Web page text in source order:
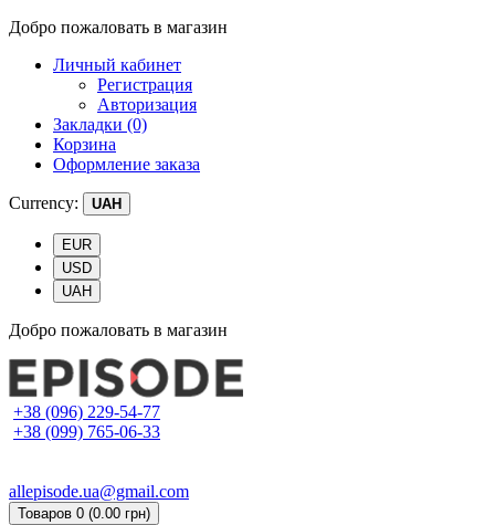
Добро пожаловать в магазин
Личный кабинет
Регистрация
Авторизация
Закладки (0)
Корзина
Оформление заказа
Currency: UAH
EUR
USD
UAH
Добро пожаловать в магазин
+38 (096) 229-54-77
+38 (099) 765-06-33
allepisode.ua@gmail.com
Товаров 0 (0.00 грн)